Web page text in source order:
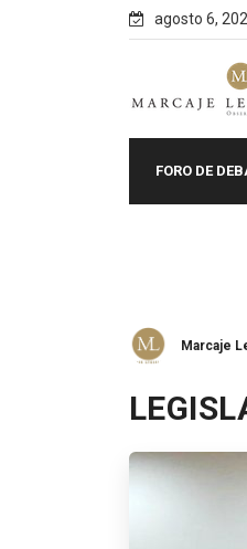
agosto 6,
FORO DE
Marcaje